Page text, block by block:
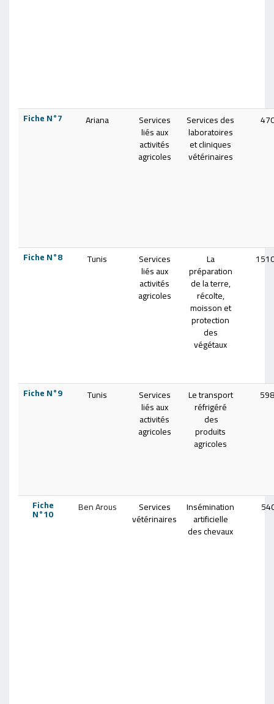
Services des
laboratoires
et cliniques
vétérinaires
Services
liés aux
activités
agricoles
Ariana
Fiche N°7
La
préparation
de la terre,
récolte,
moisson et
protection
des
végétaux
Services
liés aux
activités
agricoles
Tunis
Fiche N°8
Le transport
réfrigéré
des
produits
agricoles
Services
liés aux
activités
agricoles
Tunis
Fiche N°9
Insémination
artificielle
des chevaux
Services
vétérinaires
Ben Arous
Fiche
N°10